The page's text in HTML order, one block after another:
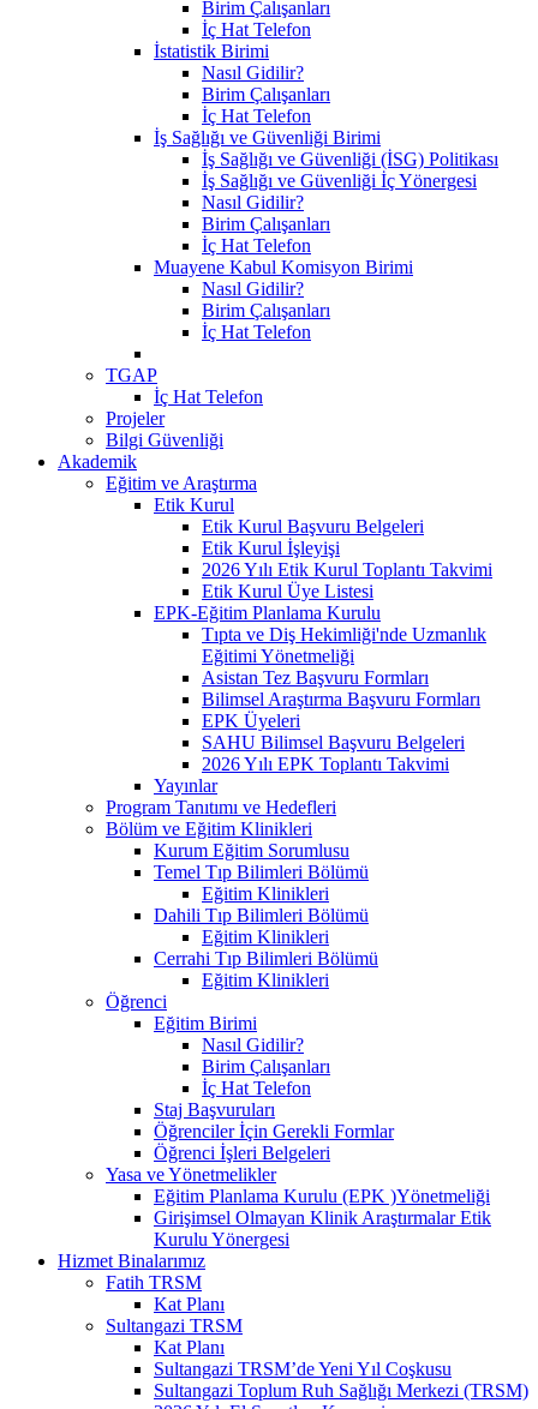
Birim Çalışanları
İç Hat Telefon
İstatistik Birimi
Nasıl Gidilir?
Birim Çalışanları
İç Hat Telefon
İş Sağlığı ve Güvenliği Birimi
İş Sağlığı ve Güvenliği (İSG) Politikası
İş Sağlığı ve Güvenliği İç Yönergesi
Nasıl Gidilir?
Birim Çalışanları
İç Hat Telefon
Muayene Kabul Komisyon Birimi
Nasıl Gidilir?
Birim Çalışanları
İç Hat Telefon
TGAP
İç Hat Telefon
Projeler
Bilgi Güvenliği
Akademik
Eğitim ve Araştırma
Etik Kurul
Etik Kurul Başvuru Belgeleri
Etik Kurul İşleyişi
2026 Yılı Etik Kurul Toplantı Takvimi
Etik Kurul Üye Listesi
EPK-Eğitim Planlama Kurulu
Tıpta ve Diş Hekimliği'nde Uzmanlık
Eğitimi Yönetmeliği
Asistan Tez Başvuru Formları
Bilimsel Araştırma Başvuru Formları
EPK Üyeleri
SAHU Bilimsel Başvuru Belgeleri
2026 Yılı EPK Toplantı Takvimi
Yayınlar
Program Tanıtımı ve Hedefleri
Bölüm ve Eğitim Klinikleri
Kurum Eğitim Sorumlusu
Temel Tıp Bilimleri Bölümü
Eğitim Klinikleri
Dahili Tıp Bilimleri Bölümü
Eğitim Klinikleri
Cerrahi Tıp Bilimleri Bölümü
Eğitim Klinikleri
Öğrenci
Eğitim Birimi
Nasıl Gidilir?
Birim Çalışanları
İç Hat Telefon
Staj Başvuruları
Öğrenciler İçin Gerekli Formlar
Öğrenci İşleri Belgeleri
Yasa ve Yönetmelikler
Eğitim Planlama Kurulu (EPK )Yönetmeliği
Girişimsel Olmayan Klinik Araştırmalar Etik
Kurulu Yönergesi
Hizmet Binalarımız
Fatih TRSM
Kat Planı
Sultangazi TRSM
Kat Planı
Sultangazi TRSM’de Yeni Yıl Coşkusu
Sultangazi Toplum Ruh Sağlığı Merkezi (TRSM)